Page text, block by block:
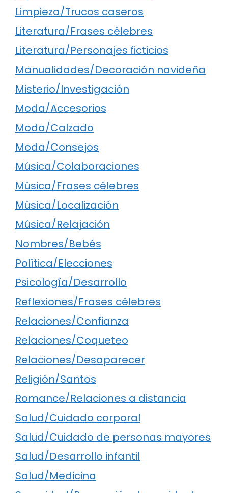
Limpieza/Trucos caseros
Literatura/Frases célebres
Literatura/Personajes ficticios
Manualidades/Decoración navideña
Misterio/Investigación
Moda/Accesorios
Moda/Calzado
Moda/Consejos
Música/Colaboraciones
Música/Frases célebres
Música/Localización
Música/Relajación
Nombres/Bebés
Política/Elecciones
Psicología/Desarrollo
Reflexiones/Frases célebres
Relaciones/Confianza
Relaciones/Coqueteo
Relaciones/Desaparecer
Religión/Santos
Romance/Relaciones a distancia
Salud/Cuidado corporal
Salud/Cuidado de personas mayores
Salud/Desarrollo infantil
Salud/Medicina